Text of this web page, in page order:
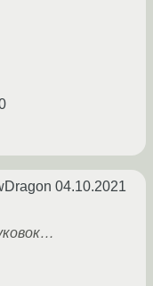
04.10.2021